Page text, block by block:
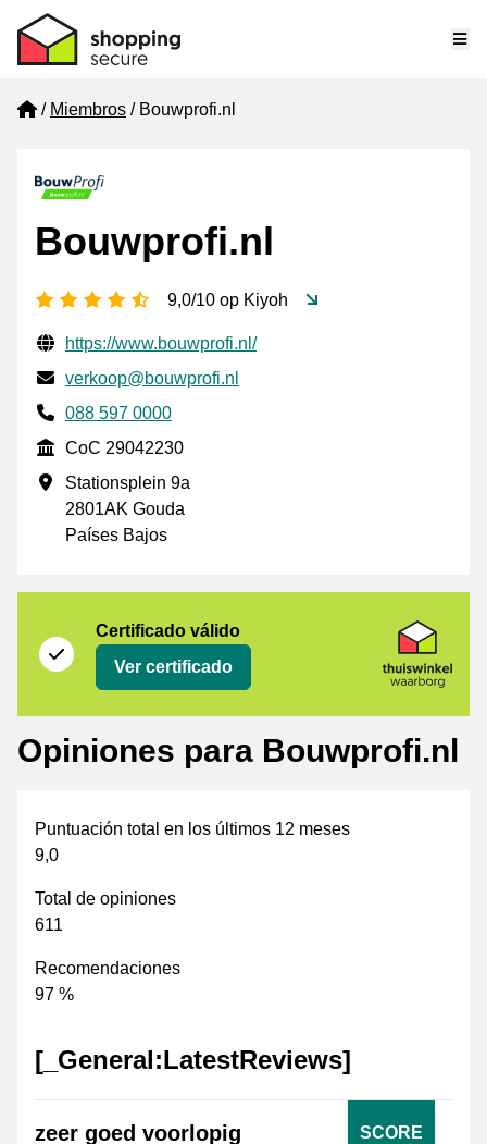
Home
Miembros Bouwprofi.nl
Bouwprofi.nl
[_General:NumberOfStarsPluralFormat]
9,0/10 op Kiyoh
Información de contacto verificada
Website URL
https://www.bouwprofi.nl/
Envía un correo electrónico a
verkoop@bouwprofi.nl
Phone number
088 597 0000
CoC
CoC 29042230
Dirección de la empresa
Stationsplein 9a
2801AK Gouda
Países Bajos
Certificado válido
Ver certificado
Opiniones para Bouwprofi.nl
Puntuación total en los últimos 12 meses
9,0
Total de opiniones
611
Recomendaciones
97 %
[_General:LatestReviews]
SCORE
zeer goed voorlopig